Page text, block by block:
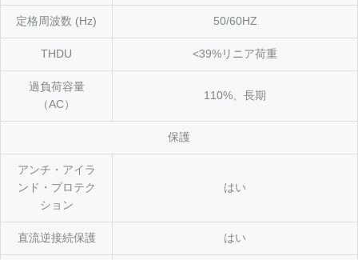
定格周波数 (Hz) 50/60HZ
THDU <39%リニア荷重
過負荷容量
（AC）
110%、長期
保護
アンチ・アイラ
ンド・プロテク
ション
はい
直流逆接続保護 はい